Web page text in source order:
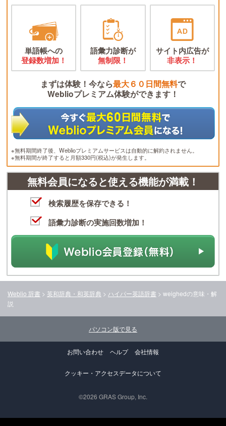
単語帳への
登録数増加！
語彙力診断が
無制限！
サイト内広告が
非表示！
まずは体験！今なら最大６０日間無料で
Weblioプレミアム体験ができます！
※無料期間終了後、Weblioプレミアムサービスは自動的に解約されません。
※無料期間が終了すると月額330円(税込)が発生します。
無料会員になると使える機能が満載！
検索履歴を保存できる！
語彙力診断の実施回数増加！
Weblio 辞書 > 英和辞典・和英辞典 > ハイパー英語辞書 > weighedの意味・解
説
パソコン版で見る
お問い合わせ ヘルプ 会社情報
クッキー・アクセスデータについて
©2026 GRAS Group, Inc.